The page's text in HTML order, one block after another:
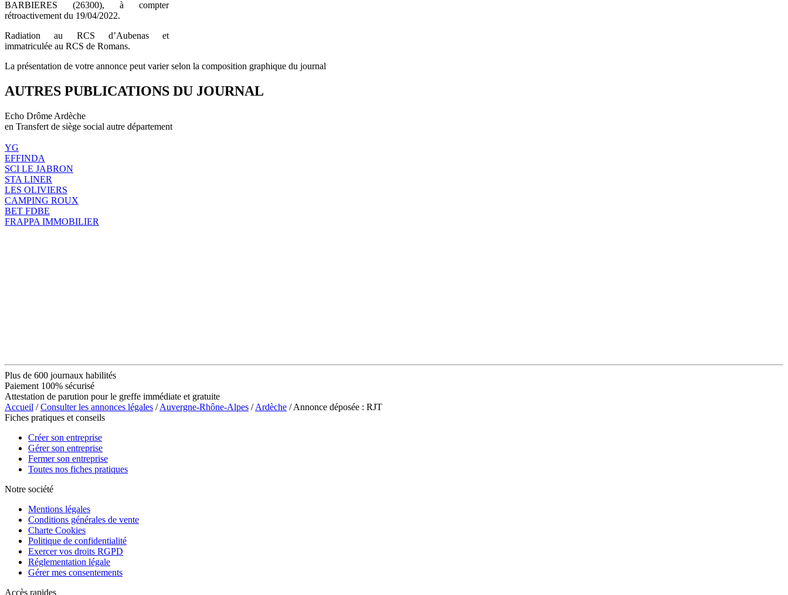
BARBIERES (26300), à compter
rétroactivement du 19/04/2022.
Radiation au RCS d’Aubenas et
immatriculée au RCS de Romans.
La présentation de votre annonce peut varier selon la composition graphique du journal
AUTRES PUBLICATIONS DU JOURNAL
Echo Drôme Ardèche
en Transfert de siège social autre département
YG
EFFINDA
SCI LE JABRON
STA LINER
LES OLIVIERS
CAMPING ROUX
BET FDBE
FRAPPA IMMOBILIER
Plus de 600 journaux habilités
Paiement 100% sécurisé
Attestation de parution pour le greffe immédiate et gratuite
Accueil /Consulter les annonces légales /Auvergne-Rhône-Alpes /Ardèche / Annonce déposée : RJT
Fiches pratiques et conseils
Créer son entreprise
Gérer son entreprise
Fermer son entreprise
Toutes nos fiches pratiques
Notre société
Mentions légales
Conditions générales de vente
Charte Cookies
Politique de confidentialité
Exercer vos droits RGPD
Réglementation légale
Gérer mes consentements
Accès rapides